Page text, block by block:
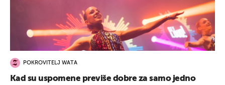
POKROVITELJ WATA
Kad su uspomene previše dobre za samo jedno